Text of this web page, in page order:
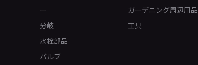
ー
分岐
水栓部品
バルブ
ガーデニング周辺用品
工具